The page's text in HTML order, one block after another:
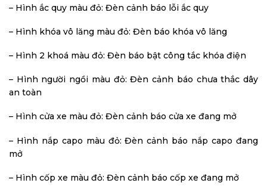
– Hình ắc quy màu đỏ: Đèn cảnh báo lỗi ắc quy
– Hình khóa vô lăng màu đỏ: Đèn báo khóa vô lăng
– Hình 2 khoá màu đỏ: Đèn báo bật công tắc khóa điện
– Hình người ngồi màu đỏ: Đèn cảnh báo chưa thắc dây
an toàn
– Hình cửa xe màu đỏ: Đèn cảnh báo cửa xe đang mở
– Hình nắp capo màu đỏ: Đèn cảnh báo nắp capo đang
mở
– Hình cốp xe màu đỏ: Đèn cảnh báo cốp xe đang mở